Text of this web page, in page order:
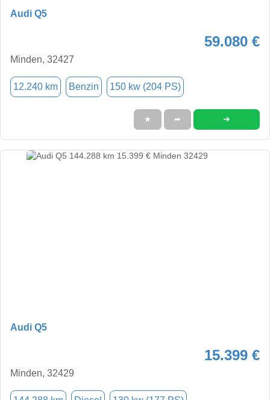
Audi Q5
59.080 €
Minden, 32427
12.240 km Benzin 150 kw (204 PS)
★ ➦ ➜
Audi Q5
15.399 €
Minden, 32429